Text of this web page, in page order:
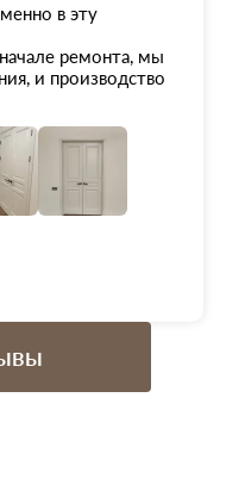
в эту
ремонта, мы
и производство
И
массив) - отличная!
но наценка
пункт. От начала и
от
по продажам!
смонтировал